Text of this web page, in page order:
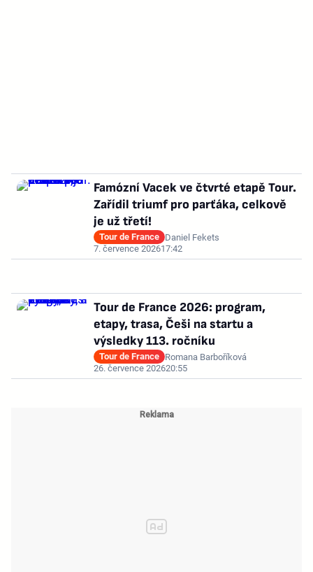
Famózní Vacek ve čtvrté etapě Tour.
Zařídil triumf pro parťáka, celkově
je už třetí!
Tour de France Daniel Fekets
7. července 202617:42
Tour de France 2026: program,
etapy, trasa, Češi na startu a
výsledky 113. ročníku
Tour de France Romana Barboříková
26. července 202620:55